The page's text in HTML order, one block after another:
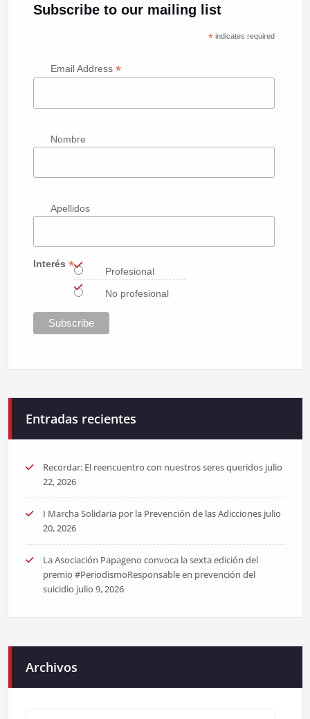
Subscribe to our mailing list
*indicates required
Email Address *
Nombre
Apellidos
Interés *
Profesional
No profesional
Entradas recientes
Recordar: El reencuentro con nuestros seres queridos julio
22, 2026
I Marcha Solidaria por la Prevención de las Adicciones julio
20, 2026
La Asociación Papageno convoca la sexta edición del
premio #PeriodismoResponsable en prevención del
suicidio julio 9, 2026
Archivos